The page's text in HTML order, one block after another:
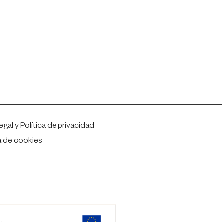
y Política de privacidad
de cookies